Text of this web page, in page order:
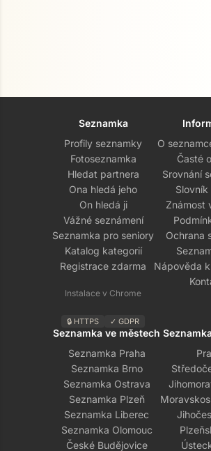
Seznamka
Profily seznamky
Fotoseznamka
Hledat partnera
Ona hledá jeho
On hledá ji
Vážné seznámení
Seznamka pro seniory
Katalog kategorií
Registrace zdarma
Instalace v Chrome
🔒 HTTPS ✓ GDPR
O
Časté
Srovnání
Slovník
Známost
Ochrana
Nápověda
Seznamka ve městech
Seznamka Praha
Seznamka Brno
Seznamka Ostrava
Seznamka Plzeň
Seznamka Liberec
Seznamka Olomouc
České Budějovice